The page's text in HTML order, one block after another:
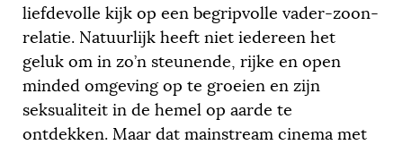
liefdevolle kijk op een begripvolle vader-zoon-
relatie. Natuurlijk heeft niet iedereen het
geluk om in zo’n steunende, rijke en open
minded omgeving op te groeien en zijn
seksualiteit in de hemel op aarde te
ontdekken. Maar dat mainstream cinema met